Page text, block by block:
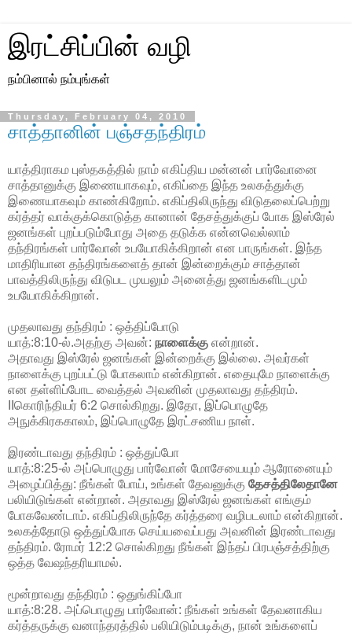
இரட்சிப்பின் வழி
நம்பினால் நம்புங்கள்
Thursday, February 04, 2010
சாத்தானின் பஞ்சதந்திரம்
யாத்திராகம புஸ்தகத்தில் நாம் எகிப்திய மன்னன் பார்வோனை
சாத்தானுக்கு இணையாகவும், எகிப்தை இந்த உலகத்துக்கு
இணையாகவும் காண்கிறோம். எகிப்திலிருந்து விடுதலைப்பெற்று
கர்த்தர் வாக்குக்கொடுத்த கானான் தேசத்துக்குப் போக இஸ்ரேல்
ஜனங்கள் புறப்படும்போது அதை தடுக்க என்னவெல்லாம்
தந்திரங்கள் பார்வோன் உபயோகிக்கிறான் என பாருங்கள். இந்த
மாதிரியான தந்திரங்களைத் தான் இன்றைக்கும் சாத்தான்
பாவத்திலிருந்து விடுபட முயலும் அனைத்து ஜனங்களிடமும்
உபயோகிக்கிறான்.
முதலாவது தந்திரம் : ஒத்திப்போடு
யாத்:8:10-ல்.அதற்கு அவன்: நாளைக்கு என்றான்.
அதாவது இஸ்ரேல் ஜனங்கள் இன்றைக்கு இல்லை. அவர்கள்
நாளைக்கு புறப்பட்டு போகலாம் என்கிறான். எதையுமே நாளைக்கு
என தள்ளிப்போட வைத்தல் அவனின் முதலாவது தந்திரம்.
IIகொரிந்தியர் 6:2 சொல்கிறது. இதோ, இப்பொழுதே
அநுக்கிரககாலம், இப்பொழுதே இரட்சணிய நாள்.
இரண்டாவது தந்திரம் : ஒத்துப்போ
யாத்:8:25-ல் அப்பொழுது பார்வோன் மோசேயையும் ஆரோனையும்
அழைப்பித்து: நீங்கள் போய், உங்கள் தேவனுக்கு தேசத்திலேதானே
பலியிடுங்கள் என்றான். அதாவது இஸ்ரேல் ஜனங்கள் எங்கும்
போகவேண்டாம். எகிப்திலிருந்தே கர்த்தரை வழிபடலாம் என்கிறான்.
உலகத்தோடு ஒத்துப்போக செய்யவைப்பது அவனின் இரண்டாவது
தந்திரம். ரோமர் 12:2 சொல்கிறது நீங்கள் இந்தப் பிரபஞ்சத்திற்கு
ஒத்த வேஷந்தரியாமல்.
மூன்றாவது தந்திரம் : ஒதுங்கிப்போ
யாத்:8:28. அப்பொழுது பார்வோன்: நீங்கள் உங்கள் தேவனாகிய
கர்த்தருக்கு வனாந்தரத்தில் பலியிடும்படிக்கு, நான் உங்களைப்